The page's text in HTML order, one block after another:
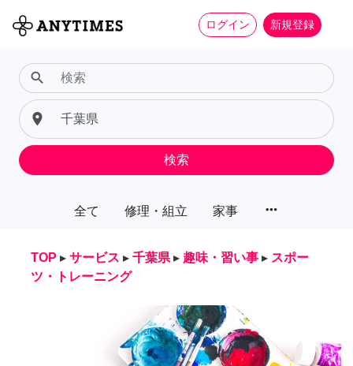
ログイン 新規登録
全て 修理・組立 家事 more_horiz
search
place
検索
TOP ▸ サービス ▸ 千葉県 ▸ 趣味・習い事 ▸ スポー
ツ・トレーニング